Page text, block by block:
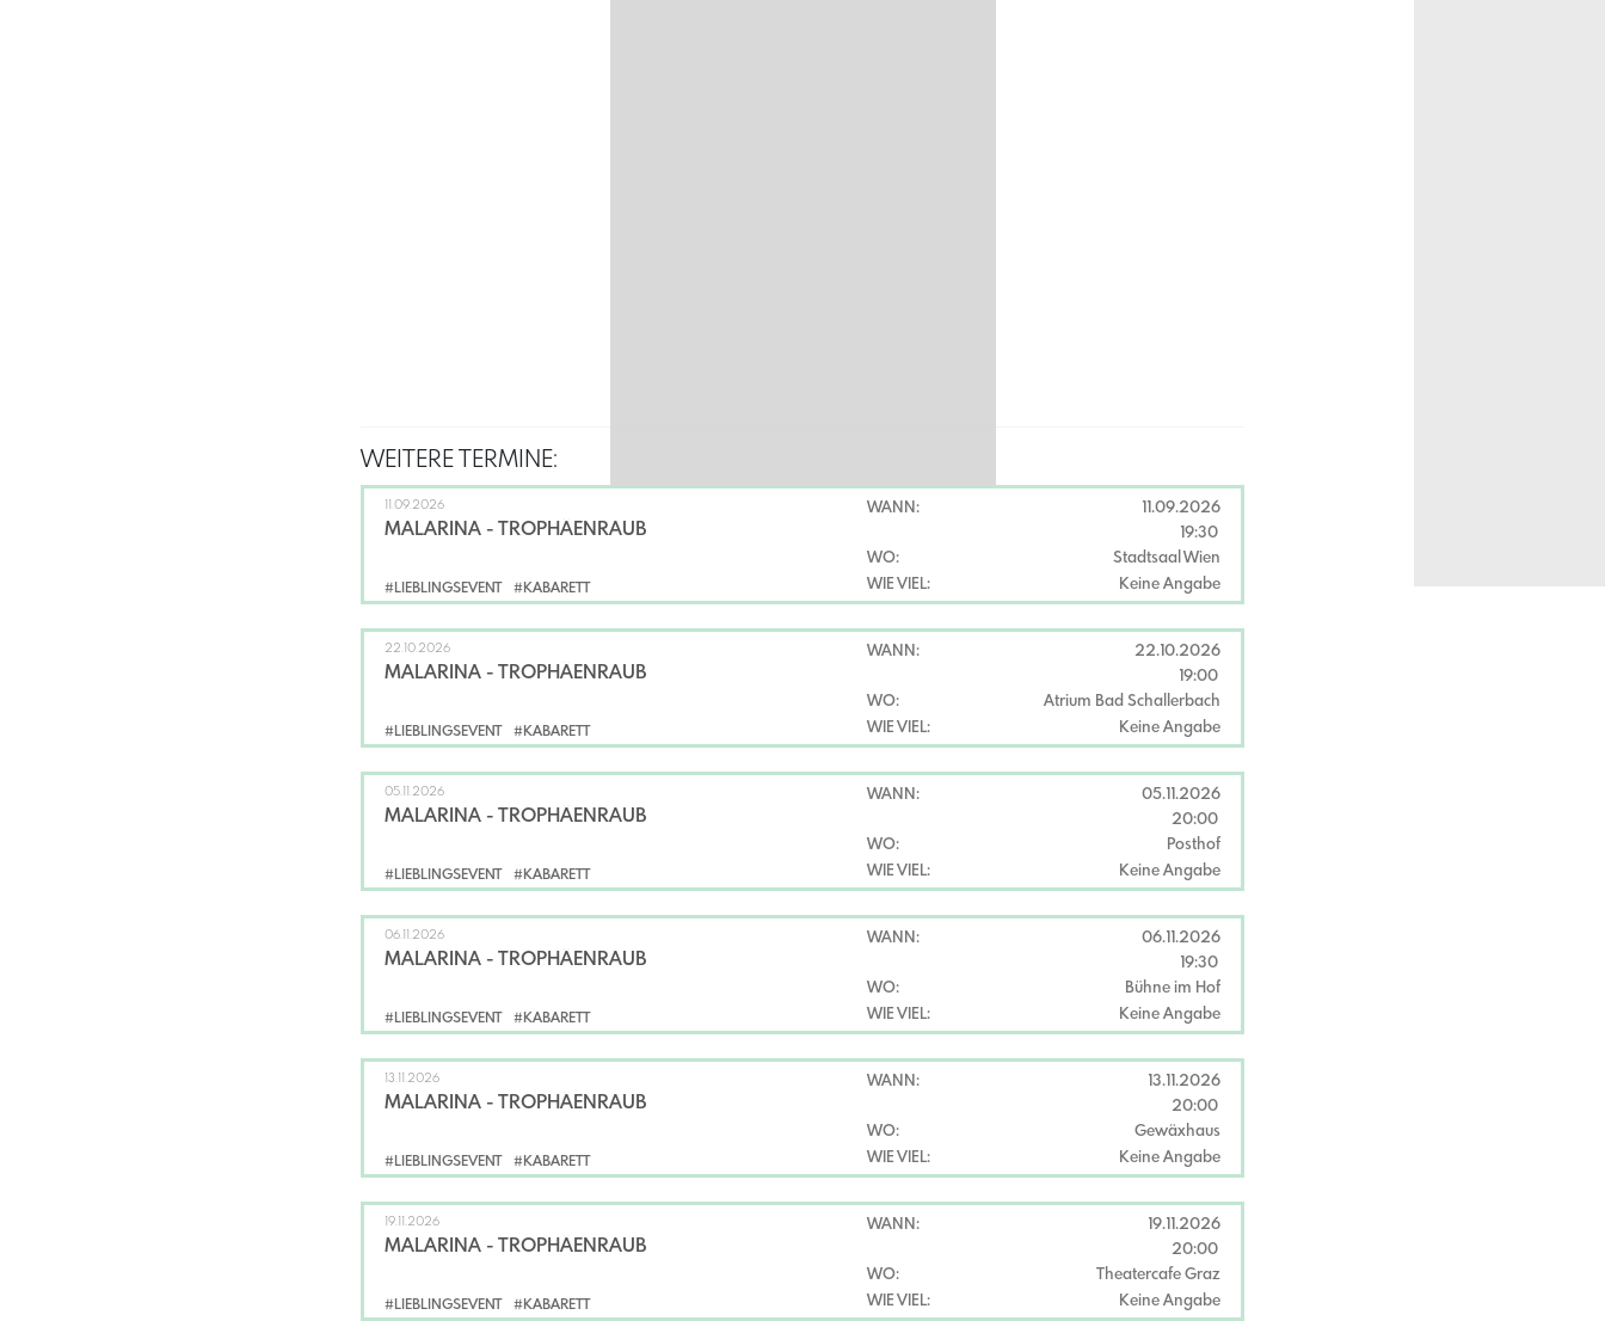
WEITERE TERMINE:
#LIEBLINGSEVENT #KABARETT
11.09.2026
MALARINA - TROPHÄENRAUB
WANN:
11.09.2026
19:30
WO:
Stadtsaal Wien
WIE VIEL:
Keine Angabe
#LIEBLINGSEVENT #KABARETT
22.10.2026
MALARINA - TROPHÄENRAUB
WANN:
22.10.2026
19:00
WO:
Atrium Bad Schallerbach
WIE VIEL:
Keine Angabe
#LIEBLINGSEVENT #KABARETT
05.11.2026
MALARINA - TROPHÄENRAUB
WANN:
05.11.2026
20:00
WO:
Posthof
WIE VIEL:
Keine Angabe
#LIEBLINGSEVENT #KABARETT
06.11.2026
MALARINA - TROPHÄENRAUB
WANN:
06.11.2026
19:30
WO:
Bühne im Hof
WIE VIEL:
Keine Angabe
#LIEBLINGSEVENT #KABARETT
13.11.2026
MALARINA - TROPHÄENRAUB
WANN:
13.11.2026
20:00
WO:
Gewäxhaus
WIE VIEL:
Keine Angabe
#LIEBLINGSEVENT #KABARETT
19.11.2026
MALARINA - TROPHÄENRAUB
WANN:
19.11.2026
20:00
WO:
Theatercafe Graz
WIE VIEL:
Keine Angabe